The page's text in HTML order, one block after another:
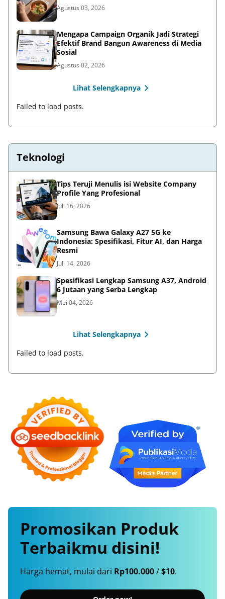
Agustus 03, 2026
Mengapa Campaign Organik Jadi Strategi
Efektif Brand Bangun Awareness di Media
Sosial
Agustus 02, 2026
Lihat Selengkapnya
Failed to load posts.
Teknologi
Tips Teruji Menulis isi Website Company
Profile Yang Profesional
Juli 16, 2026
Samsung Bawa Galaxy A27 5G ke
Indonesia: Spesifikasi, Fitur AI, dan Harga
Resmi
Juli 14, 2026
Spesifikasi Lengkap Samsung A37, Android
6 Jutaan yang Serba Lengkap
Mei 04, 2026
Lihat Selengkapnya
Failed to load posts.
Promosikan Produk
Terbaikmu disini!
Harga hemat, mulai dari Rp100.000/$10.